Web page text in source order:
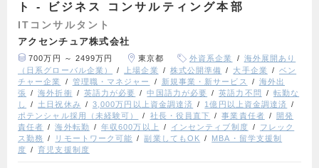
ト - ビジネス コンサルティング本部
ITコンサルタント
アクセンチュア株式会社
700万円 ～ 2499万円 東京都 外資系企業
海外展開あり
（日系グローバル企業）
上場企業 株式公開準備 大手企業
ベン
チャー企業
管理職・マネジャー 新規事業・新サービス
海外出
張
海外折衝 英語力が必要 中国語力が必要 英語力不問
転勤な
し
土日祝休み 3,000万円以上資金調達済
1億円以上資金調達済
ポテンシャル採用（未経験可）
社長・役員直下 事業責任者
開発
責任者
海外転勤 年収600万以上 インセンティブ制度
フレック
ス勤務
リモートワーク可能 副業してもOK
MBA・留学支援制
度
育児支援制度